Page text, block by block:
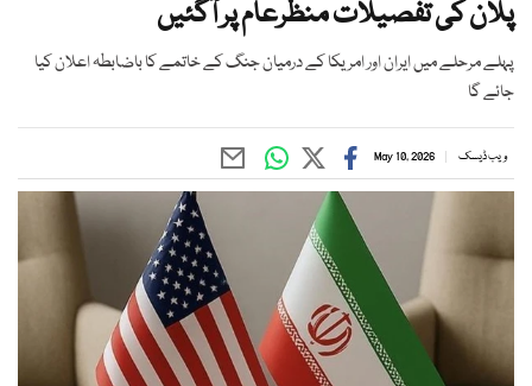
پلان کی تفصیلات منظرعام پر آگئیں
پہلے مرحلے میں ایران اور امریکا کے درمیان جنگ کے خاتمے کا باضابطہ اعلان کیا
جائے گا
ویب ڈیسک May 10, 2026